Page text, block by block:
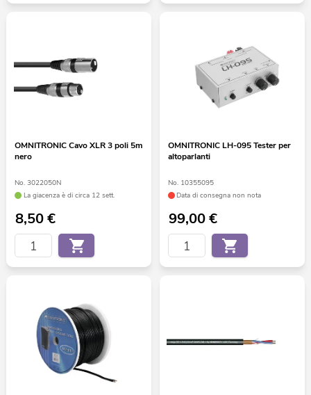
OMNITRONIC Cavo XLR 3 poli 5m
nero
No. 3022050N
La giacenza è di circa 12 sett.
8,50€
OMNITRONIC LH-095 Tester per
altoparlanti
No. 10355095
Data di consegna non nota
99,00€